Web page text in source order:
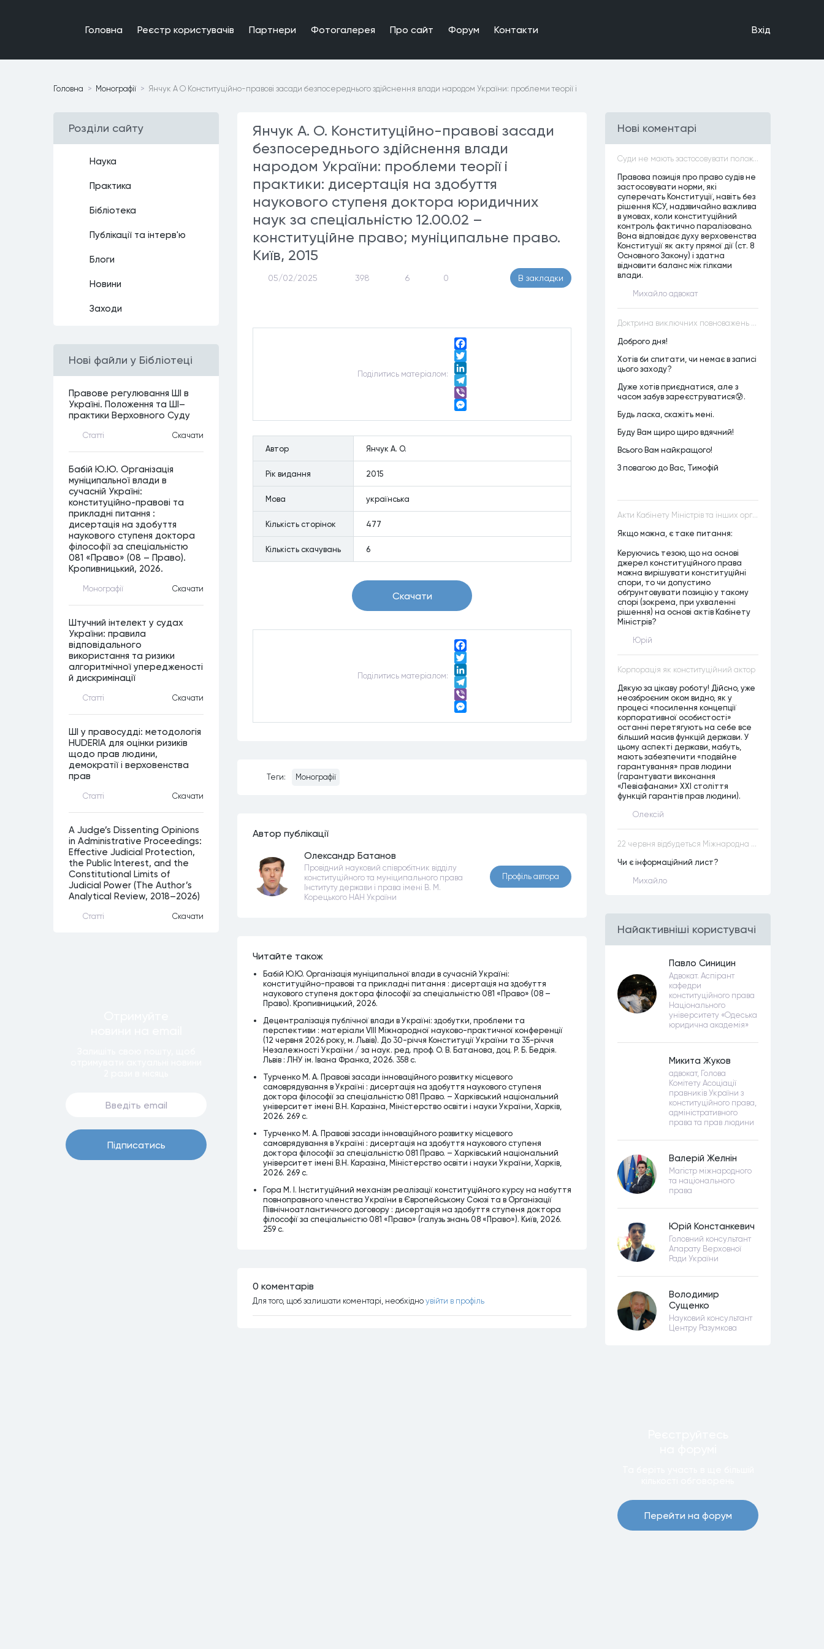
Головна Реєстр користувачiв Партнери Фотогалерея Про сайт Форум Контакти Вхiд
Головна Монографiї Янчук А О Конституційно-правові засади безпосереднього здійснення влади народом України: проблеми теорії і
Роздiли сайту
Наука
Практика
Бiблiотека
Публiкацiї та iнтерв'ю
Блоги
Новини
Заходи
Нові файли у Бібліотеці
Правове регулювання ШІ в
Україні. Положення та ШІ–
практики Верховного Суду
Статтi Скачати
Бабій Ю.Ю. Організація
муніципальної влади в
сучасній Україні:
конституційно-правові та
прикладні питання :
дисертація на здобуття
наукового ступеня доктора
філософії за спеціальністю
081 «Право» (08 – Право).
Кропивницький, 2026.
Монографiї Скачати
Штучний інтелект у судах
України: правила
відповідального
використання та ризики
алгоритмічної упередженості
й дискримінації
Статтi Скачати
ШІ у правосудді: методологія
HUDERIA для оцінки ризиків
щодо прав людини,
демократії і верховенства
прав
Статтi Скачати
A Judge’s Dissenting Opinions
in Administrative Proceedings:
Effective Judicial Protection,
the Public Interest, and the
Constitutional Limits of
Judicial Power (The Author’s
Analytical Review, 2018–2026)
Статтi Скачати
Пiдписатись
Янчук А. О. Конституційно-правові засади
безпосереднього здійснення влади
народом України: проблеми теорії і
практики: дисертація на здобуття
наукового ступеня доктора юридичних
наук за спеціальністю 12.00.02 –
конституційне право; муніципальне право.
Київ, 2015
05/02/2025 398 6 0 В закладки
Подiлитись матерiалом:
Facebook
Twitter
LinkedIn
Telegram
Viber
Автор Янчук А. О.
Рiк видання 2015
Мова українська
Кiлькiсть сторiнок 477
Кiлькiсть скачувань 6
Скачати
Подiлитись матерiалом:
Facebook
Twitter
LinkedIn
Telegram
Viber
Теги: Монографії
Автор публiкацiї
Олександр Батанов
Провідний науковий співробітник відділу
конституційного та муніципального права
Інституту держави і права імені В. М.
Корецького НАН України
Профiль автора
Читайте також
Бабій Ю.Ю. Організація муніципальної влади в сучасній Україні:
конституційно-правові та прикладні питання : дисертація на здобуття
наукового ступеня доктора філософії за спеціальністю 081 «Право» (08 –
Право). Кропивницький, 2026.
Децентралізація публічної влади в Україні: здобутки, проблеми та
перспективи : матеріали VІІІ Міжнародної науково-практичної конференції
(12 червня 2026 року, м. Львів). До 30-річчя Конституції України та 35-річчя
Незалежності України / за наук. ред. проф. О. В. Батанова, доц. Р. Б. Бедрія.
Львів : ЛНУ ім. Івана Франка, 2026. 358 с.
Турченко М. А. Правові засади інноваційного розвитку місцевого
самоврядування в Україні : дисертація на здобуття наукового ступеня
доктора філософії за спеціальністю 081 Право. – Харківський національний
університет імені В.Н. Каразіна, Міністерство освіти і науки України, Харків,
2026. 269 c.
Турченко М. А. Правові засади інноваційного розвитку місцевого
самоврядування в Україні : дисертація на здобуття наукового ступеня
доктора філософії за спеціальністю 081 Право. – Харківський національний
університет імені В.Н. Каразіна, Міністерство освіти і науки України, Харків,
2026. 269 c.
Гора М. І. Інституційний механізм реалізації конституційного курсу на набуття
повноправного членства України в Європейському Союзі та в Організації
Північноатлантичного договору : дисертація на здобуття ступеня доктора
філософії за спеціальністю 081 «Право» (галузь знань 08 «Право»). Київ, 2026.
259 с.
0 коментарiв
Для того, щоб залишати коментарi, необхiдно увiйти в профiль
Нові коментарі
Суди не мають застосовувати положення законів, які не відповідають Конституції, незалежно від того, чи визнавалися вони Конституційним Судом України неконституційними, тобто закони, що суперечать Конституції України не можуть застосовуватися навіть у випадках, коли вони є чинними
Правова позиція про право судів не
застосовувати норми, які
суперечать Конституції, навіть без
рішення КСУ, надзвичайно важлива
в умовах, коли конституційний
контроль фактично паралізовано.
Вона відповідає духу верховенства
Конституції як акту прямої дії (ст. 8
Основного Закону) і здатна
відновити баланс між гілками
влади.
Михайло адвокат
Доктрина виключних повноважень VS Доктрина прихованих повноважень
Доброго дня!
Хотів би спитати, чи немає в записі
цього заходу?
Дуже хотів приєднатися, але з
часом забув зареєструватися😰.
Будь ласка, скажіть мені.
Буду Вам щиро щиро вдячний!
Всього Вам найкращого!
З повагою до Вас, Тимофій
Акти Кабінету Міністрів та інших органів державної влади як джерела конституційного права
Якщо можна, є таке питання:
Керуючись тезою, що на основі
джерел конституційного права
можна вирішувати конституційні
спори, то чи допустимо
обґрунтовувати позицію у такому
спорі (зокрема, при ухваленні
рішення) на основі актів Кабінету
Міністрів?
Юрій
Корпорація як конституційний актор
Дякую за цікаву роботу! Дійсно, уже
неозброєним оком видно, як у
процесі «посилення концепції
корпоративної особистості»
останні перетягують на себе все
більший масив функцій держави. У
цьому аспекті держави, мабуть,
мають забезпечити «подвійне
гарантування» прав людини
(гарантувати виконання
«Левіафанами» ХХІ століття
функцій гарантів прав людини).
Олексій
22 червня відбудеться Міжнародна науково-практична конференція “Конституційна демократія в умовах загроз територіальній цілісності та національній безпеці”
Чи є інформаційний лист?
Михайло
Найактивнiшi користувачi
Павло Синицин
Адвокат. Аспірант
кафедри
конституційного права
Національного
університету «Одеська
юридична академія»
Микита Жуков
адвокат, Голова
Комітету Асоціації
правників України з
конституційного права,
адміністративного
права та прав людини
Валерій Желнін
Магістр міжнародного
та національного
права
Юрій Констанкевич
Головний консультант
Апарату Верховної
Ради України
Володимир
Сущенко
Науковий консультант
Центру Разумкова
Перейти на форум